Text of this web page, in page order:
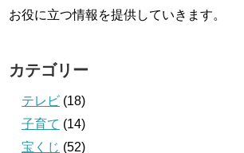
お役に立つ情報を提供していきます。
カテゴリー
テレビ (18)
子育て (14)
宝くじ (52)